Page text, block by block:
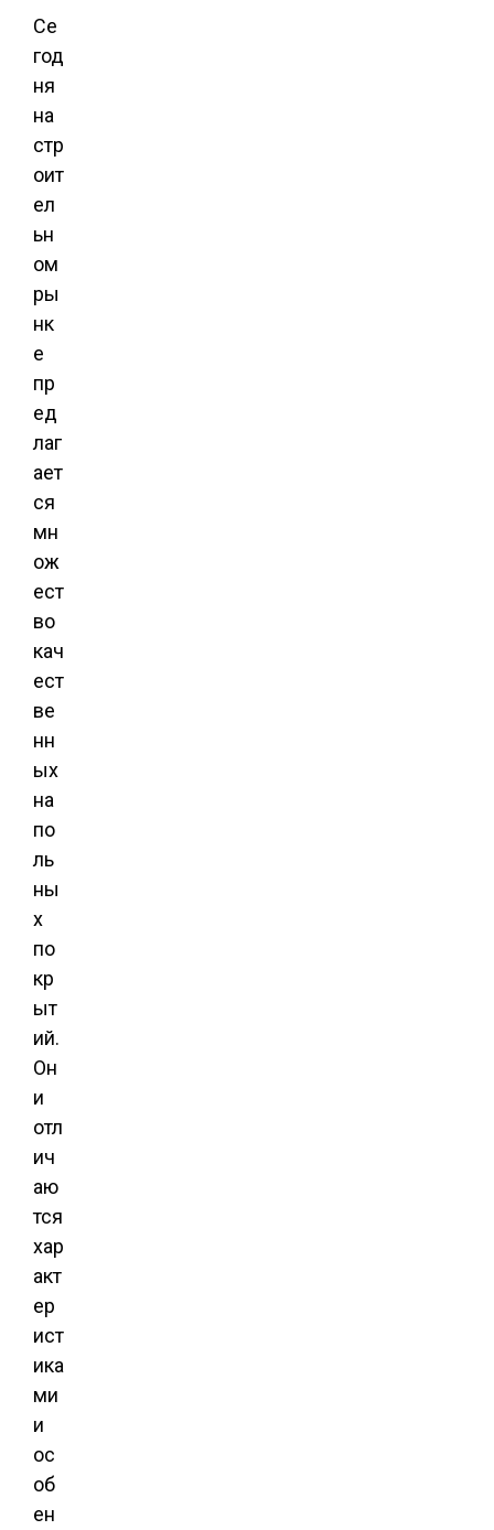
Се
год
ня
на
стр
оит
ел
ьн
ом
ры
нк
е
пр
ед
лаг
ает
ся
мн
ож
ест
во
кач
ест
ве
нн
ых
на
по
ль
ны
х
по
кр
ыт
ий.
Он
и
отл
ич
аю
тся
хар
акт
ер
ист
ика
ми
и
ос
об
ен